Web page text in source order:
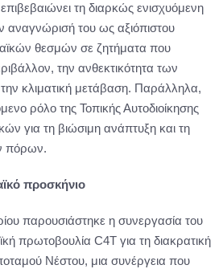
τη διαρκώς ενισχυόμενη
αναγνώρισή του ως αξιόπιστου
θεσμών σε ζητήματα που
την ανθεκτικότητα των
κλιματική μετάβαση. Παράλληλα,
ρόλο της Τοπικής Αυτοδιοίκησης
για τη βιώσιμη ανάπτυξη και τη
πόρων.
προσκήνιο
παρουσιάστηκε η συνεργασία του
πρωτοβουλία C4T για τη διακρατική
Νέστου, μια συνέργεια που